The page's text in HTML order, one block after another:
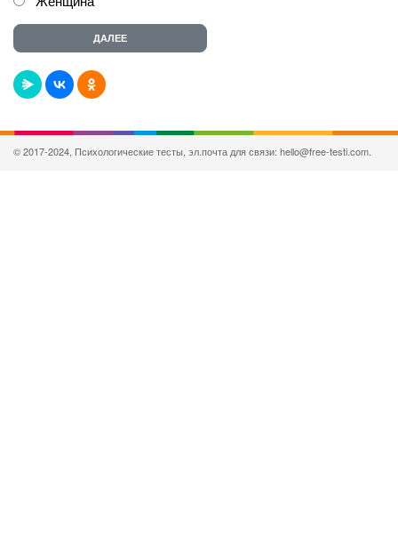
© 2017-2024, Психологические тесты, эл.почта для связи: hello@free-testi.com.